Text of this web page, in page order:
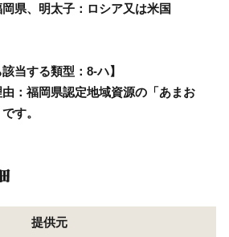
県、明太子：ロシア又は米国
当する類型：8-ハ】
由：福岡県認定地域資源の「あまお
す。
提供元